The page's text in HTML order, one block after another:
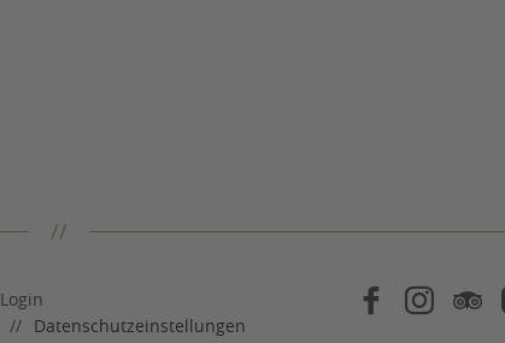
Login
Datenschutzeinstellungen